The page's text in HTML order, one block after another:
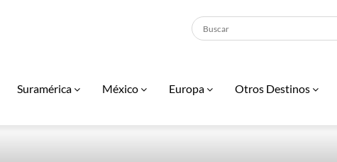
Suramérica México Europa Otros Destinos